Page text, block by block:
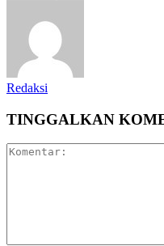
Redaksi
TINGGALKAN